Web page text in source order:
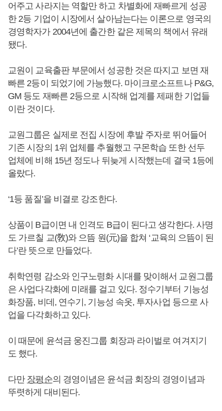
어주고 사라지는 역할만 하고 차별화에 재빠르게 성공
한 2등 기업이 시장에서 살아남는다는 이론으로 영국의
경영학자가 2004년에 출간한 같은 제목의 책에서 유래
됐다.
교원이 교육출판 부문에서 성공한 것은 따지고 보면 재
빠른 2등이 되었기에 가능했다. 마이크로소프트나 P&G,
GM 등도 재빠른 2등으로 시작해 업계를 제패한 기업들
이란 것이다.
교원그룹은 실제로 전집 시장에 후발 주자로 뛰어들어
기존 시장의 1위 업체를 추월했고 구몬학습 또한 선두
업체에 비해 15년 정도나 뒤늦게 시작했는데 결국 1등에
올랐다.
‘1등 품질’을 비결로 강조한다.
상품이 B급이면 내 인격도 B급이 된다고 생각한다. 사명
도 가르칠 교(敎)와 으뜸 원(元)을 합쳐 ‘교육의 으뜸이 된
다’란 뜻으로 만들었다.
취학연령 감소와 인구노령화 시대를 맞이해서 교원그룹
은 사업다각화에 미래를 걸고 있다. 정수기부터 기능성
화장품, 비데, 연수기, 기능성 속옷, 투자사업 등으로 사
업을 다각화하고 있다.
이 때문에 윤석금 웅진그룹 회장과 라이벌로 여겨지기
도 했다.
다만 장평순의 경영이념은 윤석금 회장의 경영이념과
뚜렷하게 대비된다.